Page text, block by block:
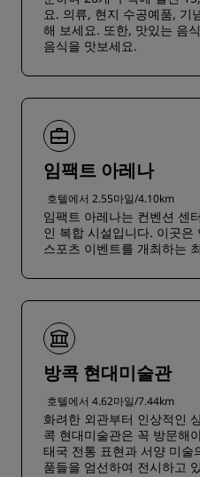
요. 의류, 현지 수공예품, 기
해 보세요. 또한, 맛있는 음
음식을 맛보세요.
임팩트 아레나
호텔에서 2.55마일/4.10km
임팩트 아레나는 컨벤션 센
인 복합 시설입니다. 이곳
스포츠 이벤트를 개최하는
방콕 현대미술관
호텔에서 4.62마일/7.44km
화려한 외관부터 인상적인
콕 현대미술관은 꼭 방문해
태국 전통 표현과 서양 미
품들을 엄선하여 전시하고